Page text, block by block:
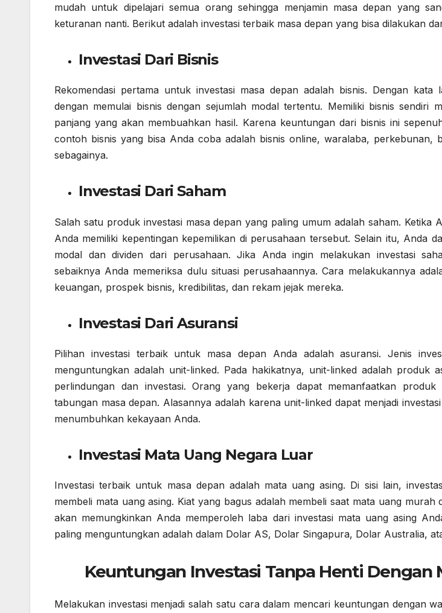
mudah untuk dipelajari semua orang sehingga menjamin masa depan yang
keturanan nanti. Berikut adalah investasi terbaik masa depan yang bisa dilakukan
Investasi Dari Bisnis
Rekomendasi pertama untuk investasi masa depan adalah bisnis. Dengan kata
dengan memulai bisnis dengan sejumlah modal tertentu. Memiliki bisnis sendiri
panjang yang akan membuahkan hasil. Karena keuntungan dari bisnis ini
contoh bisnis yang bisa Anda coba adalah bisnis online, waralaba, perkebunan,
sebagainya.
Investasi Dari Saham
Salah satu produk investasi masa depan yang paling umum adalah saham. Ketika
Anda memiliki kepentingan kepemilikan di perusahaan tersebut. Selain itu, Anda
modal dan dividen dari perusahaan. Jika Anda ingin melakukan investasi
sebaiknya Anda memeriksa dulu situasi perusahaannya. Cara melakukannya
keuangan, prospek bisnis, kredibilitas, dan rekam jejak mereka.
Investasi Dari Asuransi
Pilihan investasi terbaik untuk masa depan Anda adalah asuransi. Jenis
menguntungkan adalah unit-linked. Pada hakikatnya, unit-linked adalah produk
perlindungan dan investasi. Orang yang bekerja dapat memanfaatkan
tabungan masa depan. Alasannya adalah karena unit-linked dapat menjadi
menumbuhkan kekayaan Anda.
Investasi Mata Uang Negara Luar
Investasi terbaik untuk masa depan adalah mata uang asing. Di sisi lain,
membeli mata uang asing. Kiat yang bagus adalah membeli saat mata uang murah
akan memungkinkan Anda memperoleh laba dari investasi mata uang asing
paling menguntungkan adalah dalam Dolar AS, Dolar Singapura, Dolar Australia,
Keuntungan Investasi Tanpa Henti Dengan
Melakukan investasi menjadi salah satu cara dalam mencari keuntungan dengan